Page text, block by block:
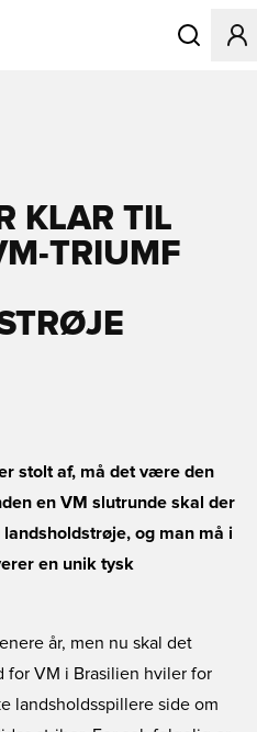
Åbner en
KLAR TIL
TRIUMF
stolt af, må det være den
en VM slutrunde skal der
og man må i
en unik tysk
år, men nu skal det
VM i Brasilien hviler for
landsholdsspillere side om